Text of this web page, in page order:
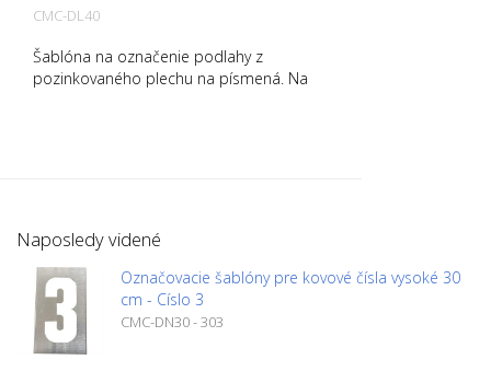
CMC-DL40
Šablóna na označenie podlahy z
pozinkovaného plechu na písmená. Na
Naposledy videné
Označovacie šablóny pre kovové čísla vysoké 30
cm - Císlo 3
CMC-DN30 - 303